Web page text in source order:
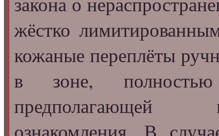
жёстко
кожаные переплёты
в зоне,
предполагающей